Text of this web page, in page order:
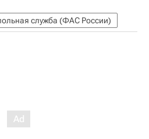
служба (ФАС России)